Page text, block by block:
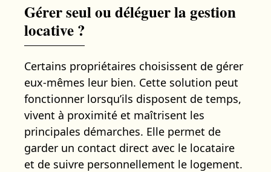
Gérer seul ou déléguer la gestion
locative ?
Certains propriétaires choisissent de gérer
eux-mêmes leur bien. Cette solution peut
fonctionner lorsqu’ils disposent de temps,
vivent à proximité et maîtrisent les
principales démarches. Elle permet de
garder un contact direct avec le locataire
et de suivre personnellement le logement.